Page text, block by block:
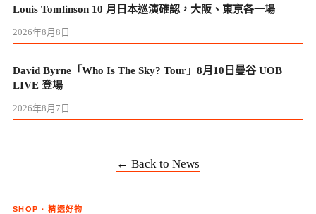
Louis Tomlinson 10 月日本巡演確認，大阪、東京各一場
2026年8月8日
David Byrne「Who Is The Sky? Tour」8月10日曼谷 UOB
LIVE 登場
2026年8月7日
← Back to News
SHOP · 精選好物